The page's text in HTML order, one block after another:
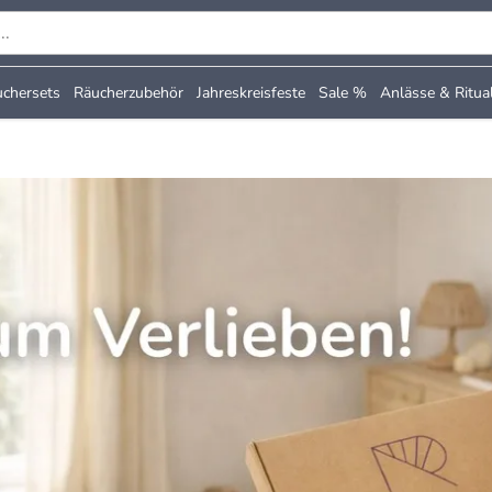
Räucherzubehör Jahreskreisfeste Sale % Anlässe &